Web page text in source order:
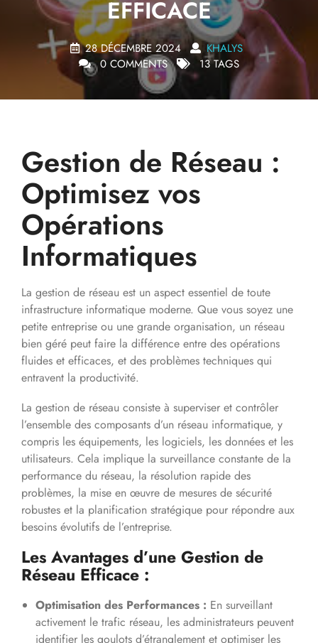
EFFICACE
28 DÉCEMBRE 2024
KHALYS
0 COMMENTS
13 TAGS
Gestion de Réseau :
Optimisez vos
Opérations
Informatiques
La gestion de réseau est un aspect essentiel de toute
infrastructure informatique moderne. Que vous soyez une
petite entreprise ou une grande organisation, un réseau
bien géré peut faire la différence entre des opérations
fluides et efficaces, et des problèmes techniques qui
entravent la productivité.
La gestion de réseau consiste à superviser et contrôler
l’ensemble des composants d’un réseau informatique, y
compris les équipements, les logiciels, les données et les
utilisateurs. Cela implique la surveillance constante de la
performance du réseau, la résolution rapide des
problèmes, la mise en œuvre de mesures de sécurité
robustes et la planification stratégique pour répondre aux
besoins évolutifs de l’entreprise.
Les Avantages d’une Gestion de
Réseau Efficace :
Optimisation des Performances : En surveillant
activement le trafic réseau, les administrateurs peuvent
identifier les goulots d’étranglement et optimiser les